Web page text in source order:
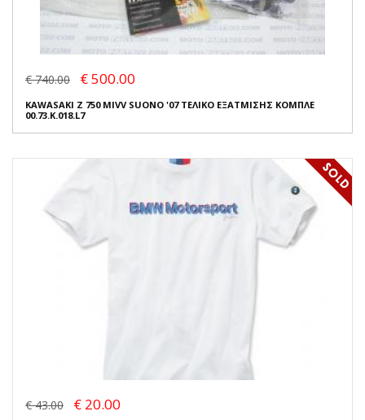
€ 740.00 € 500.00
KAWASAKI Z 750 MIVV SUONO '07 ΤΕΛΙΚΟ ΕΞΑΤΜΙΣΗΣ ΚΟΜΠΛΕ
00.73.K.018.L7
€ 43.00 € 20.00